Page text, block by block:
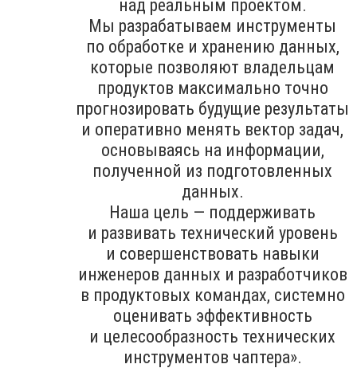
над реальным проектом.
Мы разрабатываем инструменты
по обработке и хранению данных,
которые позволяют владельцам
продуктов максимально точно
прогнозировать будущие результаты
и оперативно менять вектор задач,
основываясь на информации,
полученной из подготовленных
данных.
Наша цель — поддерживать
и развивать технический уровень
и совершенствовать навыки
инженеров данных и разработчиков
в продуктовых командах, системно
оценивать эффективность
и целесообразность технических
инструментов чаптера».